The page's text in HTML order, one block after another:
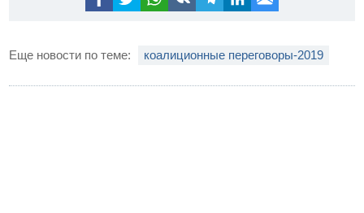
Еще новости по теме: коалиционные переговоры-2019